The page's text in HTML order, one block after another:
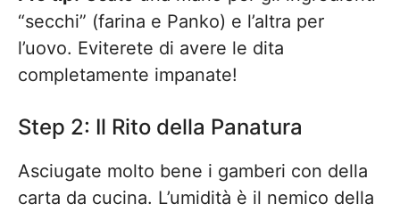
“secchi” (farina e Panko) e l’altra per
l’uovo. Eviterete di avere le dita
completamente impanate!
Step 2: Il Rito della Panatura
Asciugate molto bene i gamberi con della
carta da cucina. L’umidità è il nemico della